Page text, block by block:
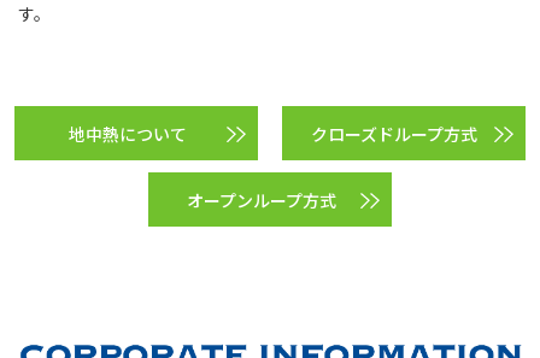
す。
地中熱について クローズドループ方式
オープンループ方式